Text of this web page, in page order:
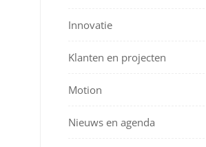
Innovatie
Klanten en projecten
Motion
Nieuws en agenda